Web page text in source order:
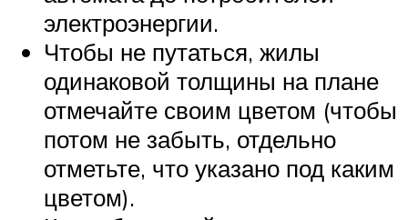
электроэнергии.
Чтобы не путаться, жилы
одинаковой толщины на плане
отмечайте своим цветом (чтобы
потом не забыть, отдельно
отметьте, что указано под каким
цветом).